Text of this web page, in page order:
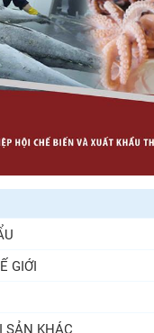
Nhập khẩu tôm của
tháng 5/2026
Trung Quốc tăng
GIỚI
SẢN KHÁC